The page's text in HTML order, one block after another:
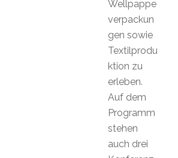
Wellpappe
verpackun
gen sowie
Textilprodu
ktion zu
erleben.
Auf dem
Programm
stehen
auch drei